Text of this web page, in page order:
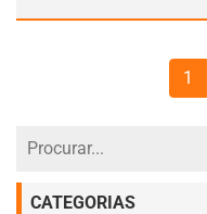
1
CATEGORIAS